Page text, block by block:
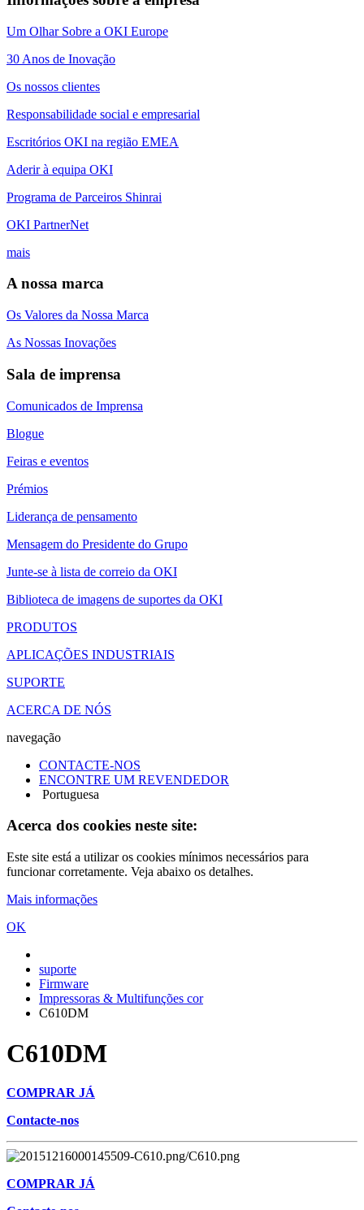
Um Olhar Sobre a OKI Europe
30 Anos de Inovação
Os nossos clientes
Responsabilidade social e empresarial
Escritórios OKI na região EMEA
Aderir à equipa OKI
Programa de Parceiros Shinrai
OKI PartnerNet
mais
A nossa marca
Os Valores da Nossa Marca
As Nossas Inovações
Sala de imprensa
Comunicados de Imprensa
Blogue
Feiras e eventos
Prémios
Liderança de pensamento
Mensagem do Presidente do Grupo
Junte-se à lista de correio da OKI
Biblioteca de imagens de suportes da OKI
PRODUTOS
APLICAÇÕES INDUSTRIAIS
SUPORTE
ACERCA DE NÓS
navegação
CONTACTE-NOS
ENCONTRE UM REVENDEDOR
Portuguesa
Acerca dos cookies neste site:
Este site está a utilizar os cookies mínimos necessários para
funcionar corretamente. Veja abaixo os detalhes.
Mais informações
OK
suporte
Firmware
Impressoras & Multifunções cor
C610DM
C610DM
COMPRAR JÁ
Contacte-nos
COMPRAR JÁ